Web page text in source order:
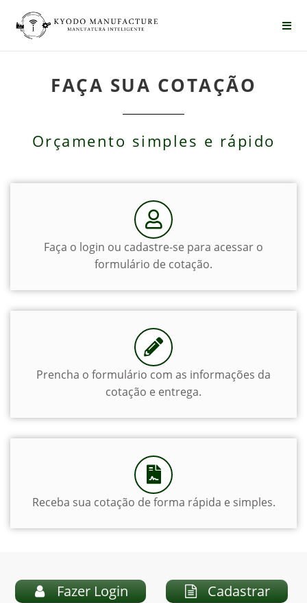
FAÇA SUA COTAÇÃO
Orçamento simples e rápido
Faça o login ou cadastre-se para acessar o
formulário de cotação.
Prencha o formulário com as informações da
cotação e entrega.
Receba sua cotação de forma rápida e simples.
Fazer Login Cadastrar